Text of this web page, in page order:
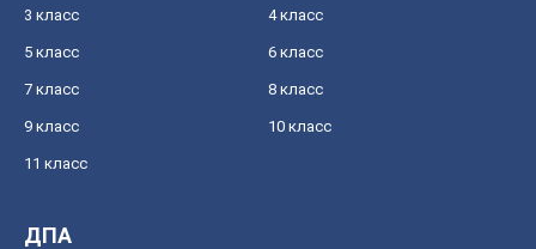
3 класс 4 класс
5 класс 6 класс
7 класс 8 класс
9 класс 10 класс
11 класс
ДПА